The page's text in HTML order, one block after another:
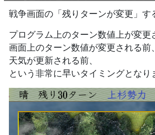
戦争画面の「残りターンが変更」す
プログラム上のターン数値上が変更
画面上のターン数値が変更される前、
天気が更新される前、
という非常に早いタイミングとなり